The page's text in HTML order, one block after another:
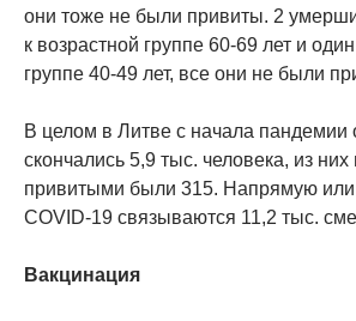
они тоже не были привиты. 2
к возрастной группе 60-69 лет и
группе 40-49 лет, все они не были
В целом в Литве с начала пандемии
скончались 5,9 тыс. человека, из
привитыми были 315. Напрямую или
COVID-19 связываются 11,2 тыс.
Вакцинация